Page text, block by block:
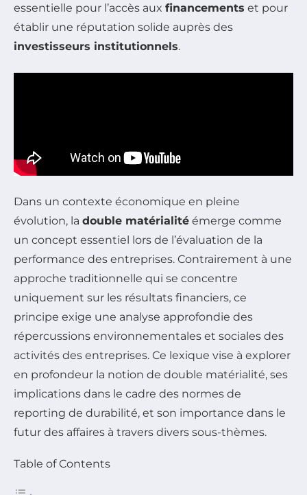
essentielle pour l’accès aux financements et pour
établir une réputation solide auprès des
investisseurs institutionnels.
Dans un contexte économique en pleine
évolution, la double matérialité émerge comme
un concept essentiel lors de l’évaluation de la
performance des entreprises. Contrairement à une
approche traditionnelle qui se concentre
uniquement sur les résultats financiers, ce
principe exige une analyse approfondie des
répercussions environnementales et sociales des
activités des entreprises. Ce lexique vise à explorer
en profondeur la notion de double matérialité, ses
implications dans le cadre des normes de
reporting de durabilité, et son importance dans le
futur des affaires à travers divers sous-thèmes.
Table of Contents